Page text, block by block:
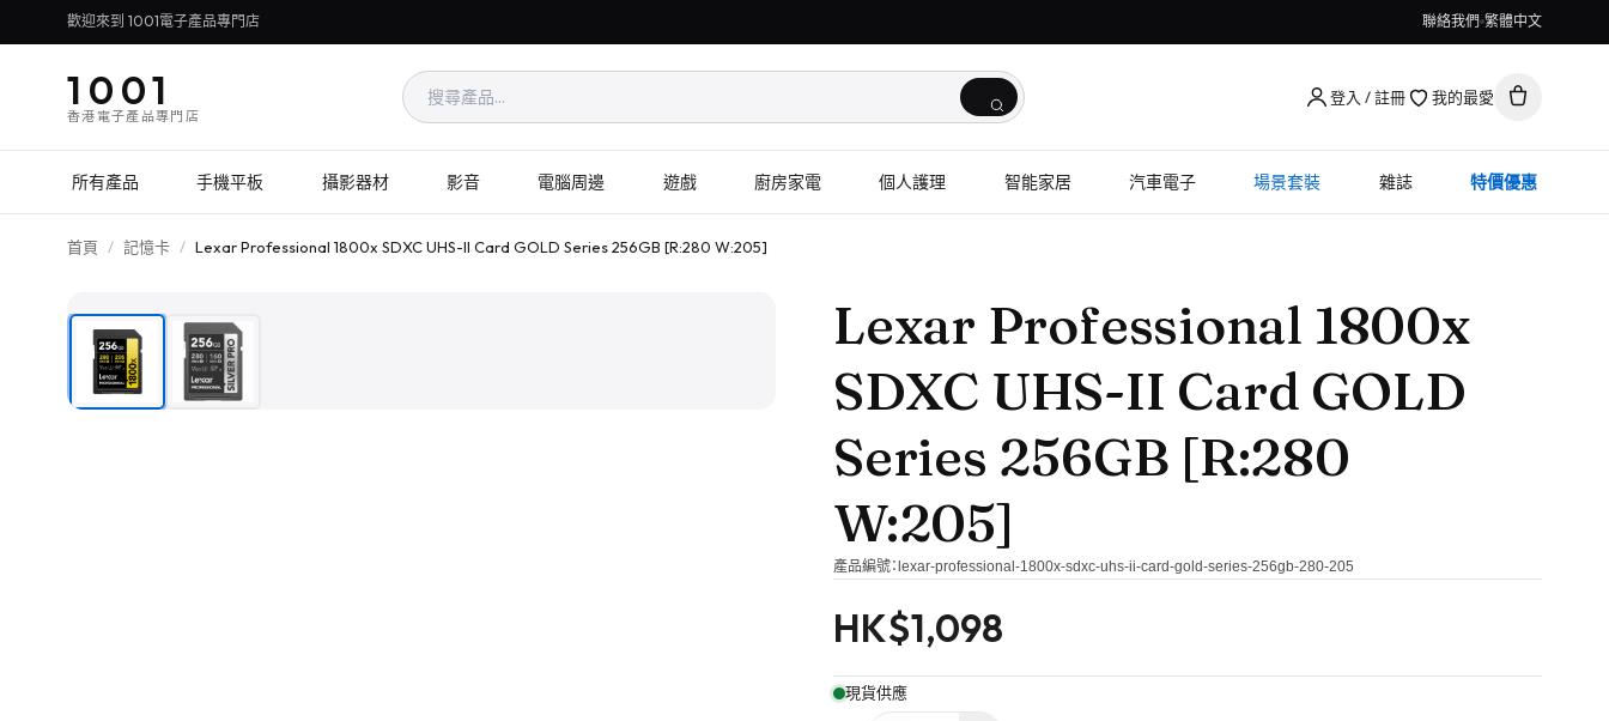
歡迎來到 1001電子產品專門店 聯絡我們 繁體中文
1001
香港電子產品專門店
登入 / 註冊 我的最愛
所有產品 手機平板 攝影器材 影音 電腦周邊 遊戲 廚房家電 個人護理 智能家居 汽車電子 場景套裝 雜誌 特價優惠
首頁 / 記憶卡 / Lexar Professional 1800x SDXC UHS-II Card GOLD Series 256GB [R:280 W:205]
Lexar Professional 1800x
SDXC UHS-II Card GOLD
Series 256GB [R:280
W:205]
產品編號： lexar-professional-1800x-sdxc-uhs-ii-card-gold-series-256gb-280-205
HK$1,098
現貨供應